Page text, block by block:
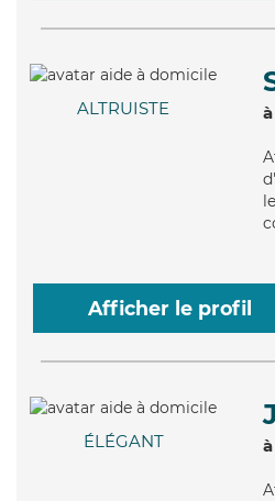
ALTRUISTE
Afficher le profil
ÉLÉGANT